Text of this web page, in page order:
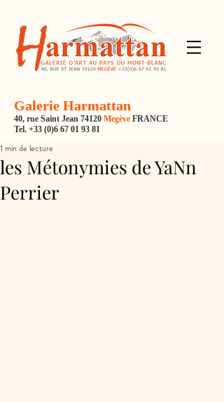
Galerie Harmattan
40, rue Saint Jean 74120 Megève FRANCE
Tel. +33 (0)6 67 01 93 81
les Métonymies de YaNn
Perrier
1 min de lecture